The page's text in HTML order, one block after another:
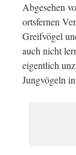
Abgesehen
ortsfernen
Greifvögel
auch nicht
eigentlich
Jungvögeln